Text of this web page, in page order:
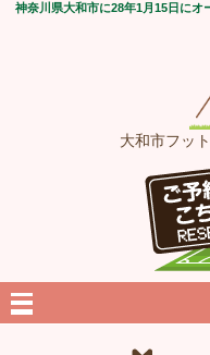
神奈川県大和市に28年1月15日にオ
大和市フッ